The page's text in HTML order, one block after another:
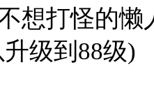
想打怪的
级到88级)